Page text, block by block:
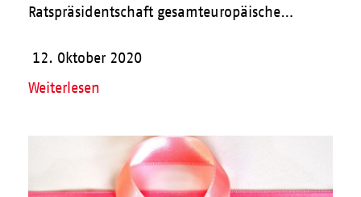
Ratspräsidentschaft gesamteuropäische…
12. Oktober 2020
Weiterlesen